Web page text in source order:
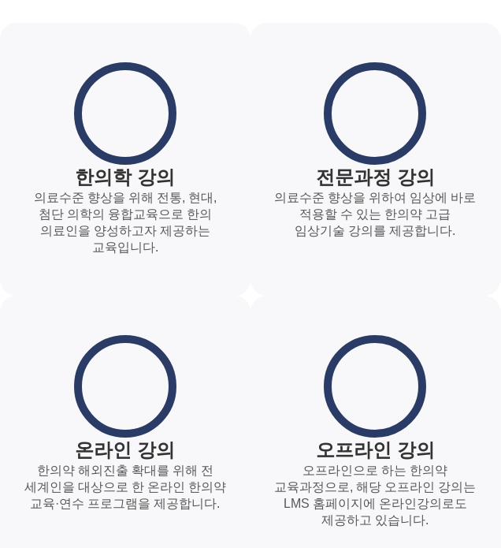
한의학 강의
의료수준 향상을 위해 전통, 현대,
첨단 의학의 융합교육으로 한의
의료인을 양성하고자 제공하는
교육입니다.
전문과정 강의
의료수준 향상을 위하여 임상에 바로
적용할 수 있는 한의약 고급
임상기술 강의를 제공합니다.
온라인 강의
한의약 해외진출 확대를 위해 전
세계인을 대상으로 한 온라인 한의약
교육·연수 프로그램을 제공합니다.
오프라인 강의
오프라인으로 하는 한의약
교육과정으로, 해당 오프라인 강의는
LMS 홈페이지에 온라인강의로도
제공하고 있습니다.